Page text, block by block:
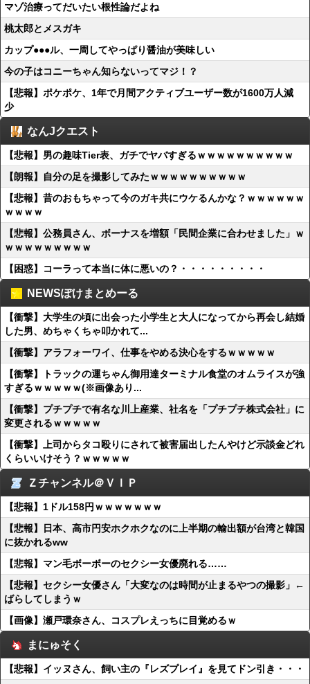
マゾ治療ってだいたい根性論だよね
桃太郎とメスガキ
カップ●●●ル、一周してやっぱり醤油が美味しい
今の子はコニーちゃん知らないってマジ！？
【悲報】ポケポケ、1年で月間アクティブユーザー数が1600万人減
少
なんJクエスト
【悲報】男の趣味Tier表、ガチでヤバすぎるｗｗｗｗｗｗｗｗｗｗ
【朗報】自分の足を撮影してみたｗｗｗｗｗｗｗｗｗｗ
【悲報】昔のおもちゃって今のガキ共にウケるんかな？ｗｗｗｗｗｗ
ｗｗｗｗ
【悲報】公務員さん、ボーナスを増額「民間企業に合わせました」ｗ
ｗｗｗｗｗｗｗｗｗ
【困惑】コーラって本当に体に悪いの？・・・・・・・・・
NEWSぽけまとめーる
【衝撃】大学生の頃に出会った小学生と大人になってから再会し結婚
した男、めちゃくちゃ叩かれて...
【衝撃】アラフォーワイ、仕事をやめる決心をするｗｗｗｗｗ
【衝撃】トラックの運ちゃん御用達ターミナル食堂のオムライスが強
すぎるｗｗｗｗｗ(※画像あり...
【衝撃】プチプチで有名な川上産業、社名を「プチプチ株式会社」に
変更されるｗｗｗｗｗ
【衝撃】上司からタコ殴りにされて被害届出したんやけど示談金どれ
くらいいけそう？ｗｗｗｗｗ
Ｚチャンネル＠ＶＩＰ
【悲報】1ドル158円ｗｗｗｗｗｗｗ
【悲報】日本、高市円安ホクホクなのに上半期の輸出額が台湾と韓国
に抜かれるww
【悲報】マン毛ボーボーのセクシー女優廃れる……
【悲報】セクシー女優さん「大変なのは時間が止まるやつの撮影」←
ばらしてしまうｗ
【画像】瀬戸環奈さん、コスプレえっちに目覚めるｗ
まにゅそく
【悲報】イッヌさん、飼い主の『レズプレイ』を見てドン引き・・・